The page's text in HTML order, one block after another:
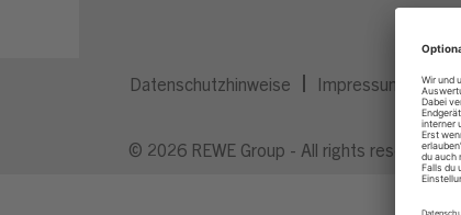
Datenschutzhinweise Impressum
© 2026 REWE Group - All rights reserved